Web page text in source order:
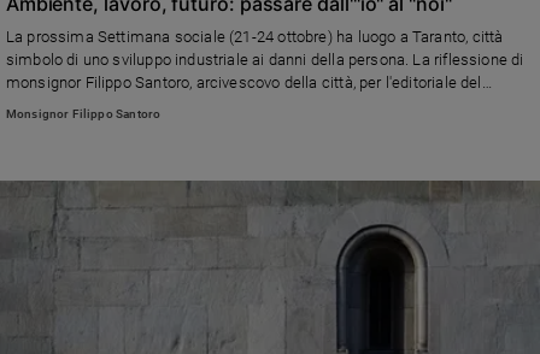
La prossima Settimana sociale (21-24 ottobre) ha luogo a Taranto, città
simbolo di uno sviluppo industriale ai danni della persona. La riflessione di
monsignor Filippo Santoro, arcivescovo della città, per l'editoriale del
settimanale "Credere" in edicola dal 14 ottobre
Monsignor Filippo Santoro